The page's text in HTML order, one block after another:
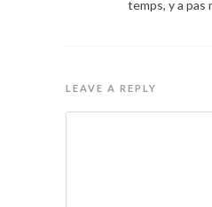
temps, y a pas
LEAVE A REPLY